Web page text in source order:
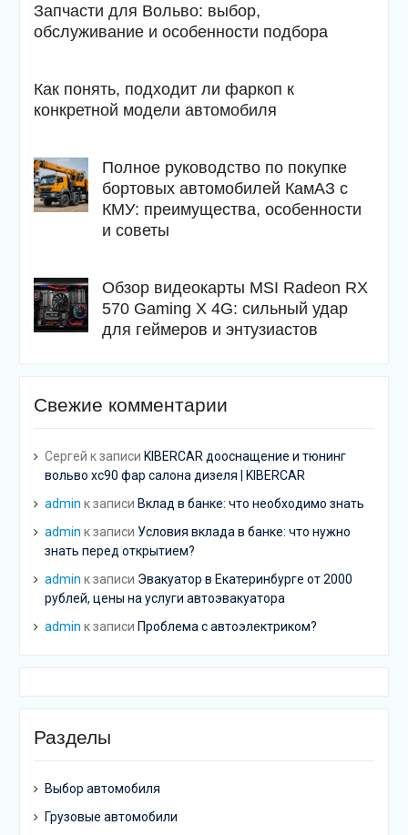
Запчасти для Вольво: выбор,
обслуживание и особенности подбора
Как понять, подходит ли фаркоп к
конкретной модели автомобиля
Полное руководство по покупке
бортовых автомобилей КамАЗ с
КМУ: преимущества, особенности
и советы
Обзор видеокарты MSI Radeon RX
570 Gaming X 4G: сильный удар
для геймеров и энтузиастов
Свежие комментарии
Сергей к записи KIBERCAR дооснащение и тюнинг
вольво хс90 фар салона дизеля | KIBERCAR
admin к записи Вклад в банке: что необходимо знать
admin к записи Условия вклада в банке: что нужно
знать перед открытием?
admin к записи Эвакуатор в Екатеринбурге от 2000
рублей, цены на услуги автоэвакуатора
admin к записи Проблема с автоэлектриком?
Разделы
Выбор автомобиля
Грузовые автомобили